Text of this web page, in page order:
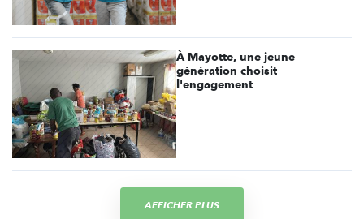
À Mayotte, une jeune
génération choisit
l'engagement
AFFICHER PLUS